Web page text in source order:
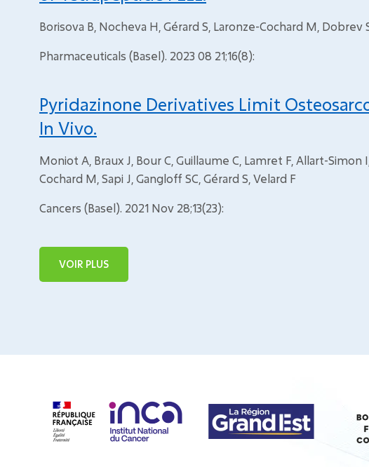
Borisova B, Nocheva H, Gérard S, Laronze-Cochard M, Dobrev
Pharmaceuticals (Basel). 2023 08 21;16(8):
Pyridazinone Derivatives Limit
In Vivo.
Moniot A, Braux J, Bour C, Guillaume C, Lamret F, Allart-Simon
Cochard M, Sapi J, Gangloff SC, Gérard S, Velard F
Cancers (Basel). 2021 Nov 28;13(23):
VOIR PLUS